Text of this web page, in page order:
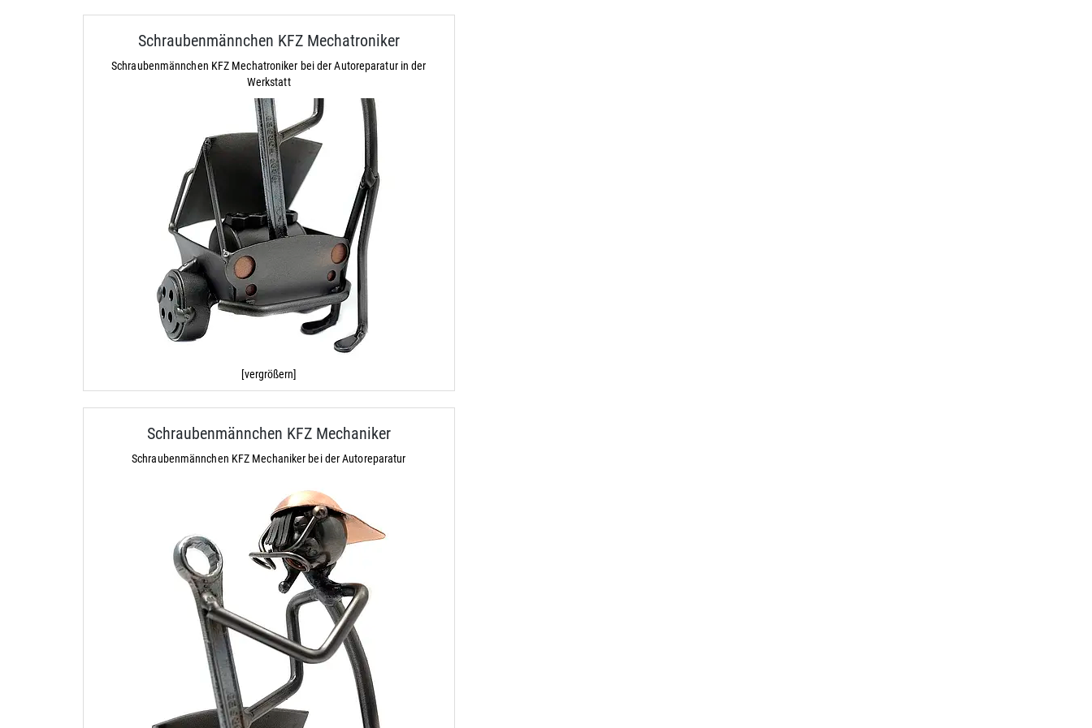
Schraubenmännchen KFZ Mechatroniker
Schraubenmännchen KFZ Mechatroniker bei der Autoreparatur in der
Werkstatt
[vergrößern]
Schraubenmännchen KFZ Mechaniker
Schraubenmännchen KFZ Mechaniker bei der Autoreparatur